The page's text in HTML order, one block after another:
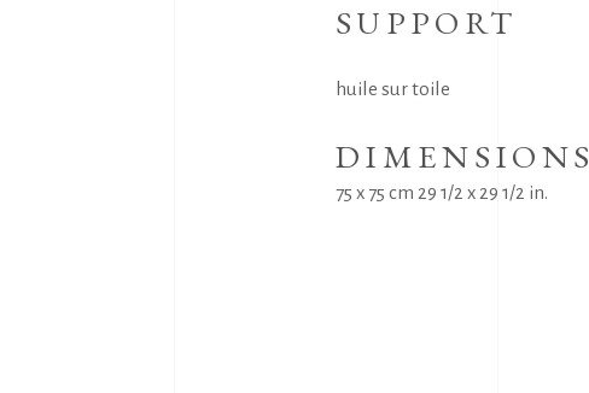
SUPPORT
huile sur toile
DIMENSIONS
75 x 75 cm 29 1/2 x 29 1/2 in.